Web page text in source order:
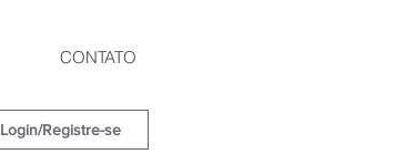
CONTATO
Login/Registre-se